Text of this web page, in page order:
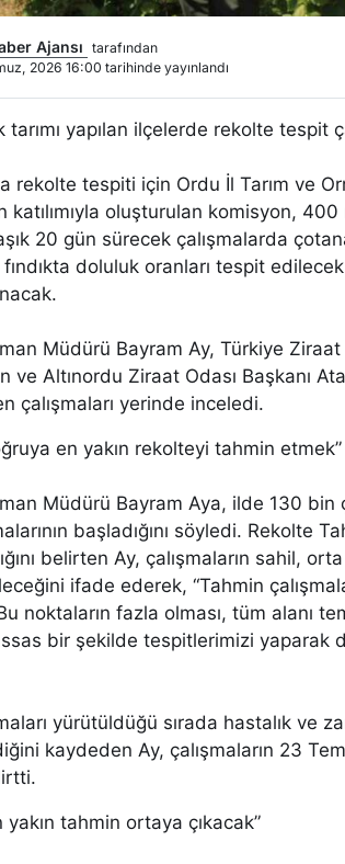
Ajansı
tarafından
2026 16:00 tarihinde yayınlandı
tarımı yapılan ilçelerde rekolte tespit
rekolte tespiti için Ordu İl Tarım ve
katılımıyla oluşturulan komisyon,
20 gün sürecek çalışmalarda
doluluk oranları tespit
Müdürü Bayram Ay, Türkiye
ve Altınordu Ziraat Odası Başkanı
çalışmaları yerinde inceledi.
en yakın rekolteyi tahmin etmek”
Müdürü Bayram Aya, ilde 130 bin
başladığını söyledi. Rekolte
belirten Ay, çalışmaların sahil,
ifade ederek, “Tahmin
noktaların fazla olması, tüm alanı
bir şekilde tespitlerimizi yaparak
yürütüldüğü sırada hastalık ve
kaydeden Ay, çalışmaların 23
yakın tahmin ortaya çıkacak”